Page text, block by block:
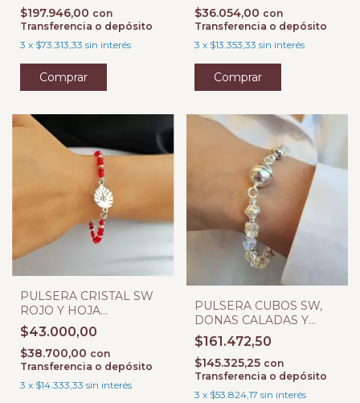
$197.946,00 con
Transferencia o depósito
3 x $73.313,33 sin interés
$36.054,00 con
Transferencia o depósito
3 x $13.353,33 sin interés
PULSERA CRISTAL SW
ROJO Y HOJA
MONSTERA
$43.000,00
$38.700,00 con
Transferencia o depósito
3 x $14.333,33 sin interés
PULSERA CUBOS SW,
DONAS CALADAS Y
ESMERILADAS
$161.472,50
$145.325,25 con
Transferencia o depósito
3 x $53.824,17 sin interés